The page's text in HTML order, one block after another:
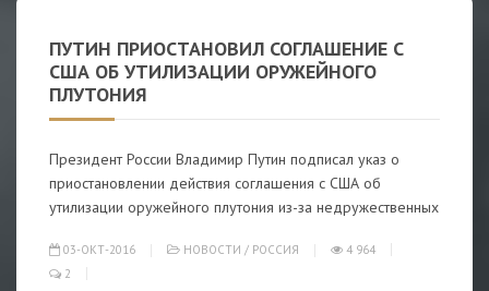
ПУТИН ПРИОСТАНОВИЛ СОГЛАШЕНИЕ С
США ОБ УТИЛИЗАЦИИ ОРУЖЕЙНОГО
ПЛУТОНИЯ
Президент России Владимир Путин подписал указ о
приостановлении действия соглашения с США об
утилизации оружейного плутония из-за недружественных
03-ОКТ-2016 НОВОСТИ / РОССИЯ
4 964
2